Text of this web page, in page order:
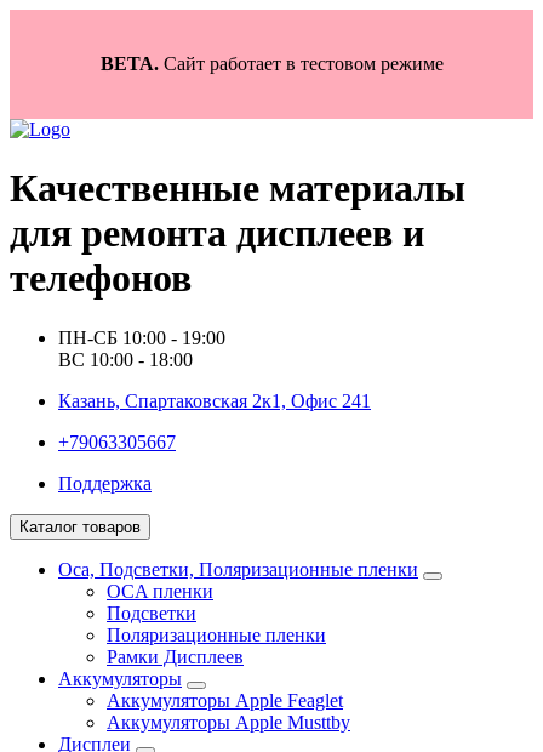
BETA.Сайт работает в тестовом режиме
Качественные материалы
для ремонта дисплеев и
телефонов
ПН-СБ 10:00 - 19:00
ВС 10:00 - 18:00
Казань, Спартаковская 2к1, Офис 241
+79063305667
Поддержка
Каталог товаров
Oca, Подсветки, Поляризационные пленки
OCA пленки
Подсветки
Поляризационные пленки
Рамки Дисплеев
Аккумуляторы
Аккумуляторы Apple Feaglet
Аккумуляторы Apple Musttby
Дисплеи